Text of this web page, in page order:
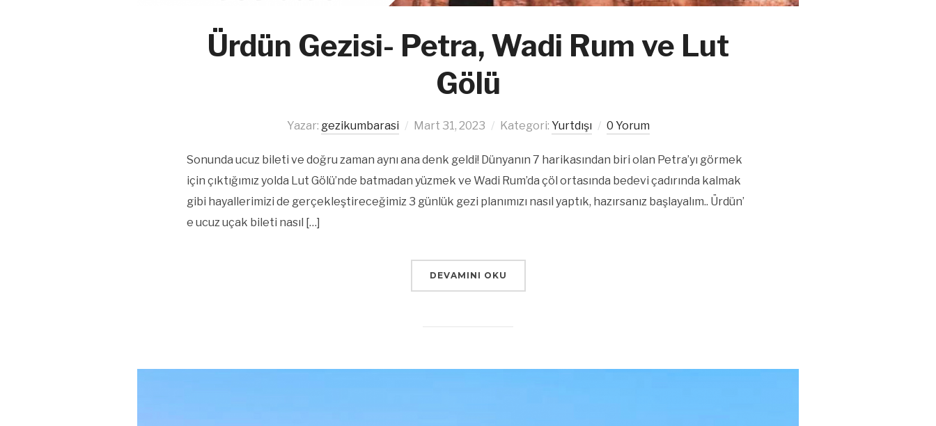
Ürdün Gezisi- Petra, Wadi Rum ve Lut
Gölü
Yazar: gezikumbarasi Mart 31, 2023 Kategori: Yurtdışı 0 Yorum
Sonunda ucuz bileti ve doğru zaman aynı ana denk geldi! Dünyanın 7 harikasından biri olan Petra’yı görmek
için çıktığımız yolda Lut Gölü’nde batmadan yüzmek ve Wadi Rum’da çöl ortasında bedevi çadırında kalmak
gibi hayallerimizi de gerçekleştireceğimiz 3 günlük gezi planımızı nasıl yaptık, hazırsanız başlayalım.. Ürdün’
e ucuz uçak bileti nasıl […]
DEVAMINI OKU